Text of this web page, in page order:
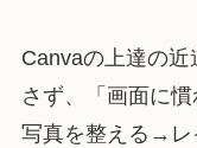
Canvaの上達の
さず、「画面に
写真を整える→